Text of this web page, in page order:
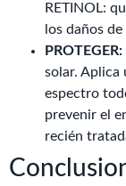
RETINOL:
los daños
PROTEGER:
solar. Aplica
espectro
prevenir el
recién